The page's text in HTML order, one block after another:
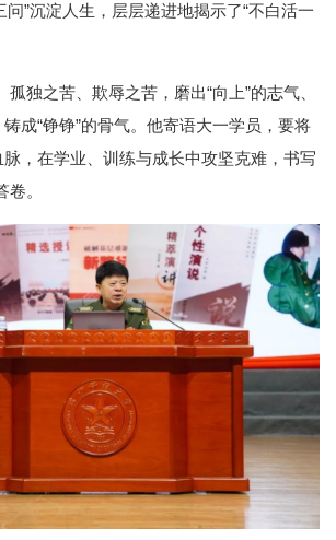
问”沉淀人生，层层递进地揭示了“不白活一
孤独之苦、欺辱之苦，磨出“向上”的志气、
铸成“铮铮”的骨气。他寄语大一学员，要将
脉，在学业、训练与成长中攻坚克难，书写
。